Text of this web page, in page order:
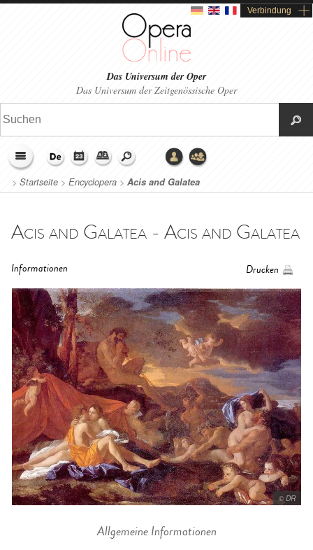
Verbindung
Das Universum der Oper
Das Universum der Zeitgenössische Oper
> Startseite > Encyclopera > Acis and Galatea
Acis and Galatea - Acis and Galatea
Informationen Drucken
© DR
Allgemeine Informationen